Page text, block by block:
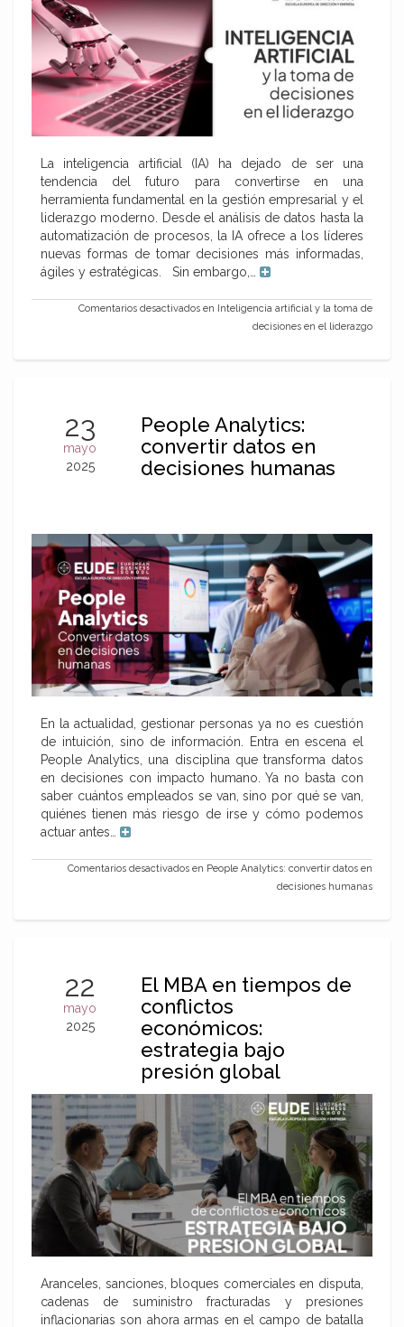
La inteligencia artificial (IA) ha dejado de ser una
tendencia del futuro para convertirse en una
herramienta fundamental en la gestión empresarial y el
liderazgo moderno. Desde el análisis de datos hasta la
automatización de procesos, la IA ofrece a los líderes
nuevas formas de tomar decisiones más informadas,
ágiles y estratégicas. Sin embargo,…
Comentarios desactivados en Inteligencia artificial y la toma de
decisiones en el liderazgo
23
mayo
2025
People Analytics:
convertir datos en
decisiones humanas
En la actualidad, gestionar personas ya no es cuestión
de intuición, sino de información. Entra en escena el
People Analytics, una disciplina que transforma datos
en decisiones con impacto humano. Ya no basta con
saber cuántos empleados se van, sino por qué se van,
quiénes tienen más riesgo de irse y cómo podemos
actuar antes…
Comentarios desactivados en People Analytics: convertir datos en
decisiones humanas
22
mayo
2025
El MBA en tiempos de
conflictos
económicos:
estrategia bajo
presión global
Aranceles, sanciones, bloques comerciales en disputa,
cadenas de suministro fracturadas y presiones
inflacionarias son ahora armas en el campo de batalla